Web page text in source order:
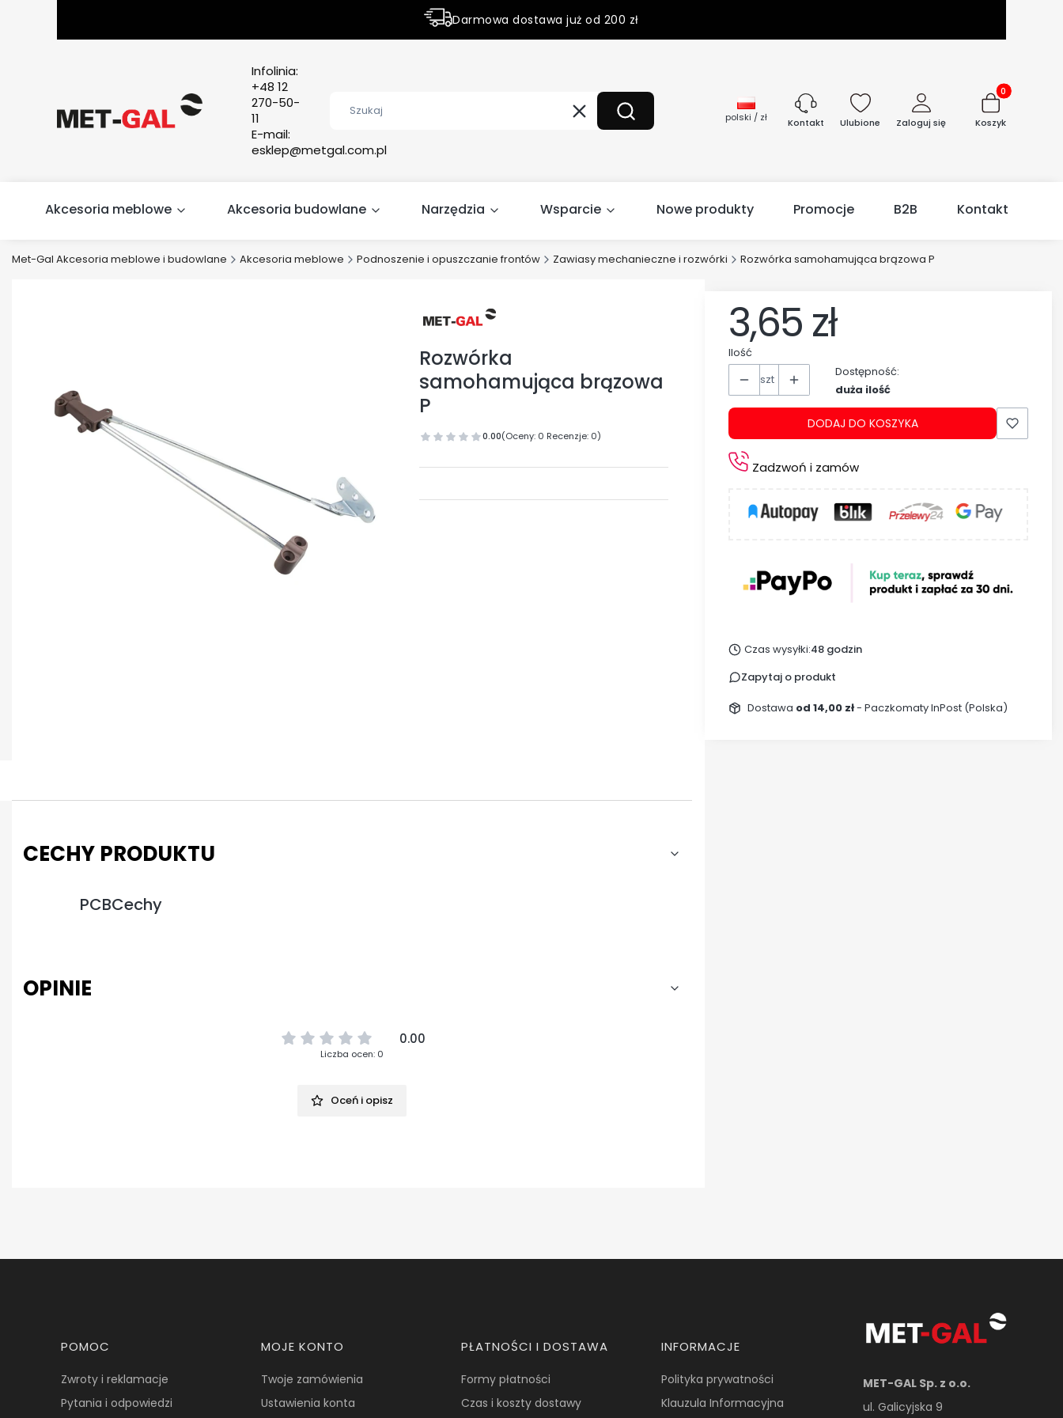
Darmowa dostawa już od 200 zł
Infolinia:
+48 12
270-50-
11
E-mail:
esklep@metgal.com.pl
WyczyśćSzukaj polski / zł Kontakt Ulubione Zaloguj się
Produkty w
Koszyk
Akcesoria meblowe Akcesoria budowlane Narzędzia Wsparcie Nowe produkty Promocje B2B Kontakt
Met-Gal Akcesoria meblowe i budowlane Akcesoria meblowe Podnoszenie i opuszczanie frontów Zawiasy mechanieczne i rozwórki Rozwórka samohamująca brązowa P
Rozwórka
samohamująca brązowa
P
0.00(Oceny: 0 Recenzje: 0)
CECHY PRODUKTU
PCBCechy
OPINIE
0.00
Liczba ocen: 0
Oceń i opisz
3,65 zł
Ilość
szt
Dostępność:
duża ilość
DODAJ DO KOSZYKA
Zadzwoń i zamów
Czas wysyłki:48 godzin
Zapytaj o produkt
Dostawa od 14,00 zł- Paczkomaty InPost (Polska)
Linki w stopce
POMOC
Zwroty i reklamacje
Pytania i odpowiedzi
MOJE KONTO
Twoje zamówienia
Ustawienia konta
PŁATNOŚCI I DOSTAWA
Formy płatności
Czas i koszty dostawy
INFORMACJE
Polityka prywatności
Klauzula Informacyjna
MET-GAL Sp. z o.o.
ul. Galicyjska 9